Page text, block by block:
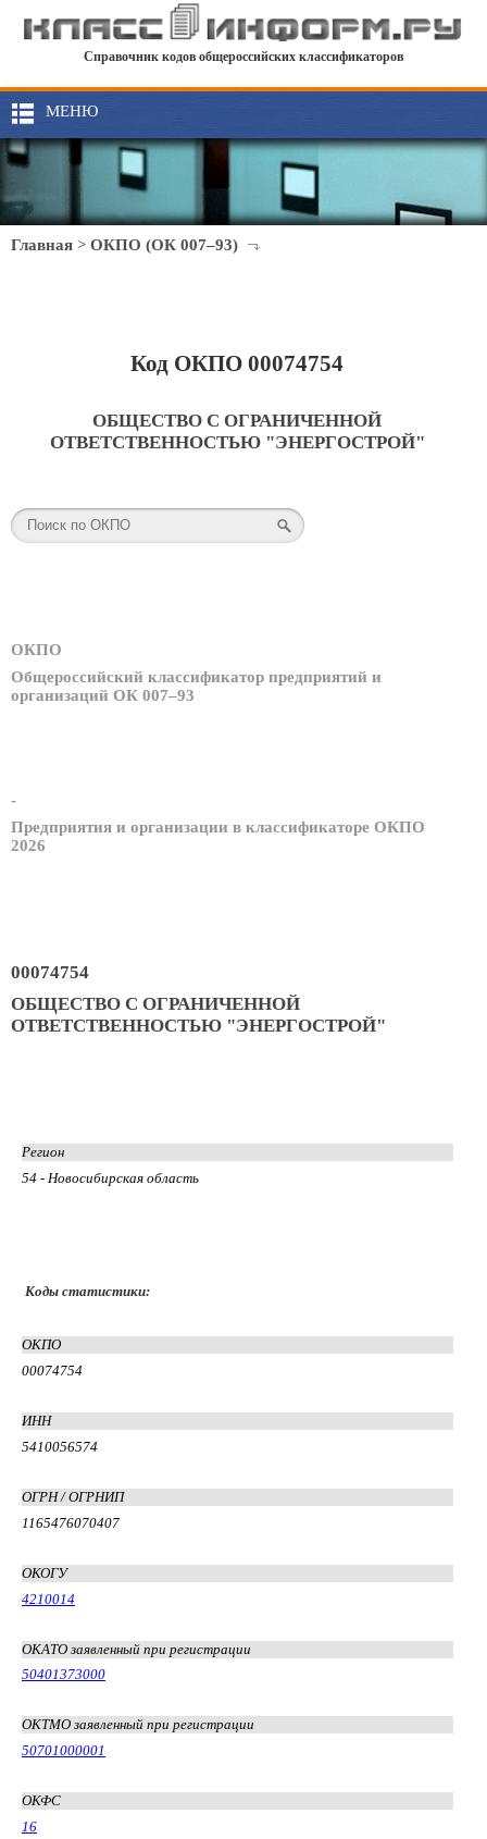
Справочник кодов общероссийских классификаторов
МЕНЮ
Главная > ОКПО (ОК 007–93)
Код ОКПО 00074754
ОБЩЕСТВО С ОГРАНИЧЕННОЙ
ОТВЕТСТВЕННОСТЬЮ "ЭНЕРГОСТРОЙ"
ОКПО
Общероссийский классификатор предприятий и
организаций ОК 007–93
-
Предприятия и организации в классификаторе ОКПО
2026
00074754
ОБЩЕСТВО С ОГРАНИЧЕННОЙ
ОТВЕТСТВЕННОСТЬЮ "ЭНЕРГОСТРОЙ"
Регион
54 - Новосибирская область
Коды статистики:
ОКПО
00074754
ИНН
5410056574
ОГРН / ОГРНИП
1165476070407
ОКОГУ
4210014
ОКАТО заявленный при регистрации
50401373000
ОКТМО заявленный при регистрации
50701000001
ОКФС
16